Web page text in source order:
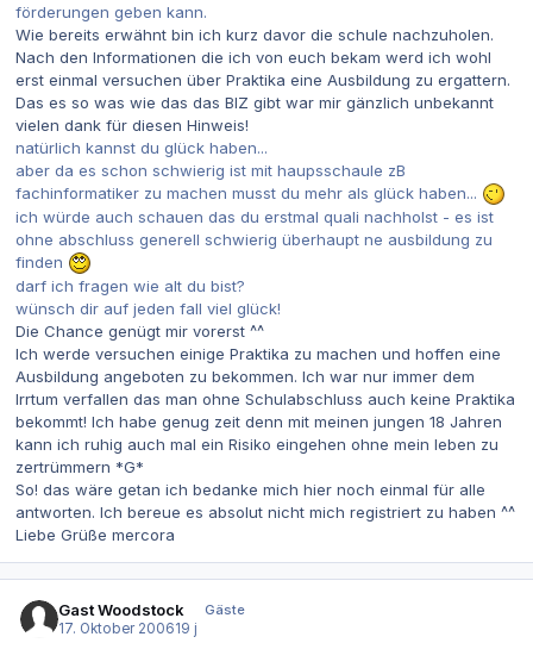
förderungen geben kann.
Wie bereits erwähnt bin ich kurz davor die schule nachzuholen.
Nach den Informationen die ich von euch bekam werd ich wohl
erst einmal versuchen über Praktika eine Ausbildung zu ergattern.
Das es so was wie das das BIZ gibt war mir gänzlich unbekannt
vielen dank für diesen Hinweis!
natürlich kannst du glück haben...
aber da es schon schwierig ist mit haupsschaule zB
fachinformatiker zu machen musst du mehr als glück haben...
ich würde auch schauen das du erstmal quali nachholst - es ist
ohne abschluss generell schwierig überhaupt ne ausbildung zu
finden
darf ich fragen wie alt du bist?
wünsch dir auf jeden fall viel glück!
Die Chance genügt mir vorerst ^^
Ich werde versuchen einige Praktika zu machen und hoffen eine
Ausbildung angeboten zu bekommen. Ich war nur immer dem
Irrtum verfallen das man ohne Schulabschluss auch keine Praktika
bekommt! Ich habe genug zeit denn mit meinen jungen 18 Jahren
kann ich ruhig auch mal ein Risiko eingehen ohne mein leben zu
zertrümmern *G*
So! das wäre getan ich bedanke mich hier noch einmal für alle
antworten. Ich bereue es absolut nicht mich registriert zu haben ^^
Liebe Grüße mercora
Gast Woodstock
Gäste
17. Oktober 200619 j